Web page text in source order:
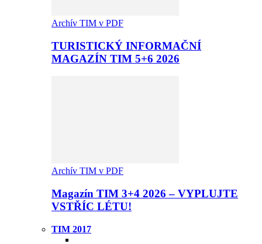
Archív TIM v PDF
TURISTICKÝ INFORMAČNÍ
MAGAZÍN TIM 5+6 2026
Archív TIM v PDF
Magazín TIM 3+4 2026 – VYPLUJTE
VSTŘÍC LÉTU!
TIM 2017